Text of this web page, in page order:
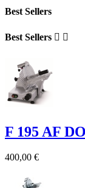
Best Sellers
Best Sellers  
F 195 AF
400,00 €